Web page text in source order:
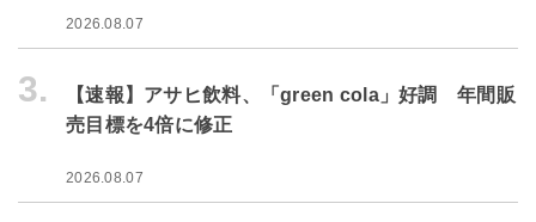
2026.08.07
3.
【速報】アサヒ飲料、「green cola」好調 年間販
売目標を4倍に修正
2026.08.07